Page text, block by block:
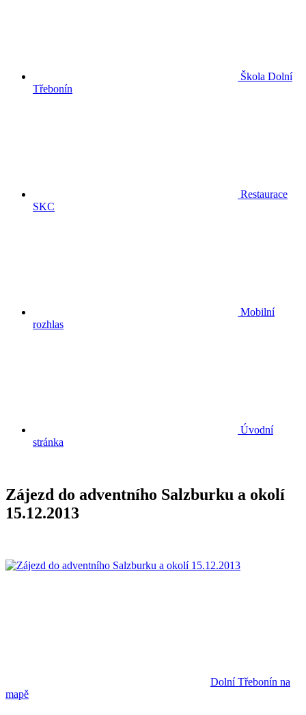
Škola Dolní
Třebonín
Restaurace
SKC
Mobilní
rozhlas
Úvodní
stránka
Zájezd do adventního Salzburku a okolí
15.12.2013
Dolní Třebonín na
mapě